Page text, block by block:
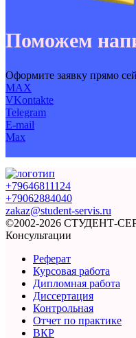
Поможем
Оформите заявку прямо
MAX
VKontakte
Telegram
E-mail
Max
+79646811124
+79062884040
zakaz@student-servis.ru
©2002-2026 СТУДЕНТ-
Консультации
Реферат
Курсовая работа
Дипломная работа
Диссертация
Контрольная
Отчет по практике
ВКР